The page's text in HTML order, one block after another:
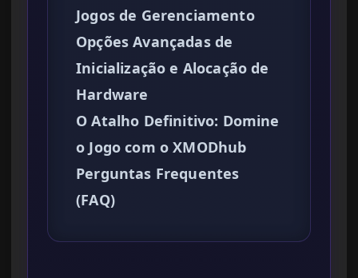
Jogos de Gerenciamento
Opções Avançadas de
Inicialização e Alocação de
Hardware
O Atalho Definitivo: Domine
o Jogo com o XMODhub
Perguntas Frequentes
(FAQ)